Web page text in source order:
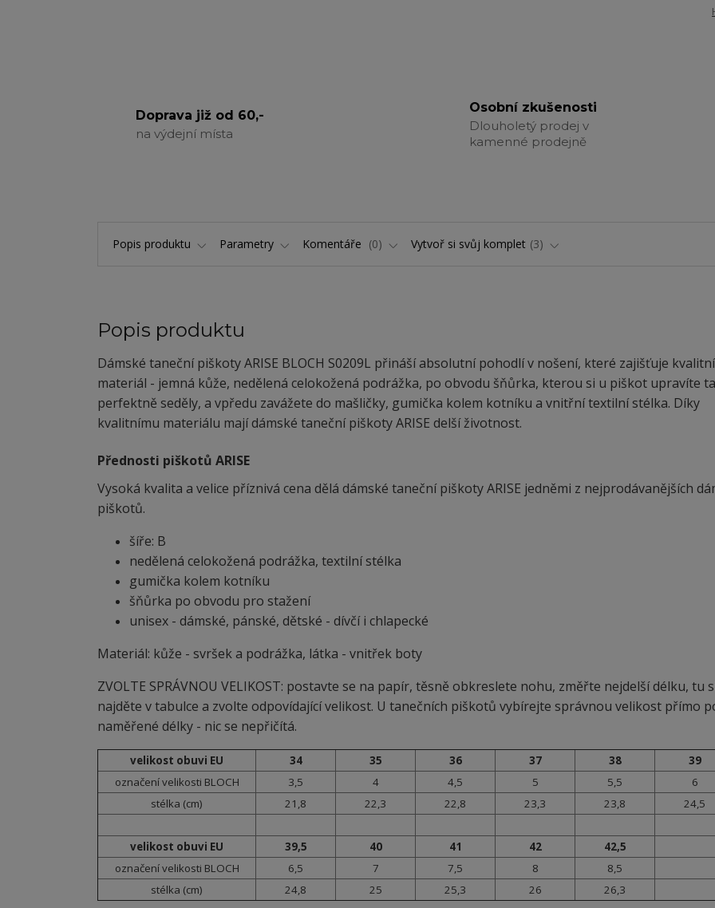
Doprava již od 60,-
na výdejní místa
Osobní zkušenosti
Dlouholetý prodej v
kamenné prodejně
Popis produktu Parametry Komentáře 0 Vytvoř si svůj komplet 3
Popis produktu
Dámské taneční piškoty ARISE BLOCH S0209L přináší absolutní pohodlí v nošení, které zajišťuje kvalitní
materiál - jemná kůže, nedělená celokožená podrážka, po obvodu šňůrka, kterou si u piškot upravíte
perfektně seděly, a vpředu zavážete do mašličky, gumička kolem kotníku a vnitřní textilní stélka. Díky
kvalitnímu materiálu mají dámské taneční piškoty ARISE delší životnost.
Přednosti piškotů ARISE
Vysoká kvalita a velice příznivá cena dělá dámské taneční piškoty ARISE jedněmi z nejprodávanějších
piškotů.
šíře: B
nedělená celokožená podrážka, textilní stélka
gumička kolem kotníku
šňůrka po obvodu pro stažení
unisex - dámské, pánské, dětské - dívčí i chlapecké
Materiál: kůže - svršek a podrážka, látka - vnitřek boty
ZVOLTE SPRÁVNOU VELIKOST: postavte se na papír, těsně obkreslete nohu, změřte nejdelší délku, tu
najděte v tabulce a zvolte odpovídající velikost. U tanečních piškotů vybírejte správnou velikost přímo
naměřené délky - nic se nepřičítá.
velikost obuvi EU 34 35 36 37 38
39
označení velikosti BLOCH
3,5 4 4,5 5 5,5
6
stélka (cm)
21,8 22,3 22,8 23,3 23,8 24,5
velikost obuvi EU 39,5 40 41 42
42,5
označení velikosti BLOCH
6,5 7 7,5 8
8,5
stélka (cm)
24,8 25 25,3 26 26,3